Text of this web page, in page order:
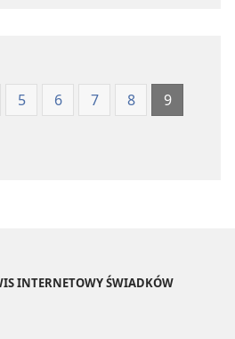
(wydanie(wydanie
5 6 7 8
9
INTERNETOWY ŚWIADKÓW